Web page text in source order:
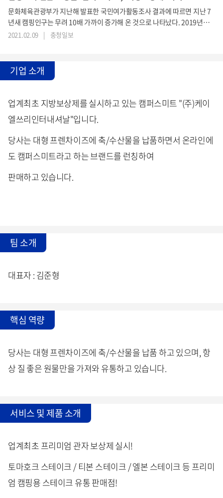
문화체육관광부가 지난해 발표한 국민여가활동조사 결과에 따르면 지난 7
년새 캠핑인구는 무려 10배 가까이 증가해 온 것으로 나타났다. 2019년 통
계를 기준으로 600만에 달하는 국내 캠핑인구는 어느새 여가문화의 한 축
운 바비큐나 특별한 요리는 캠핑의 감성을 한층 짙게 해주는 캠핑의 꽃이라
고 할만하다. 캠핑 트렌드의 성장과 더불어 다양한 캠핑요리가 속속 등장
2021.02.09 | 충청일보
기업 소개
업계최초 지방보상제를 실시하고 있는 캠퍼스미트 "(주)케이
엘쓰리인터내셔날"입니다.
당사는 대형 프렌차이즈에 축/수산물을 납품하면서 온라인에
도 캠퍼스미트라고 하는 브랜드를 런칭하여
판매하고 있습니다.
팀 소개
대표자 : 김준형
핵심 역량
당사는 대형 프렌차이즈에 축/수산물을 납품 하고 있으며, 항
상 질 좋은 원물만을 가져와 유통하고 있습니다.
서비스 및 제품 소개
업계최초 프리미엄 관자 보상제 실시!
토마호크 스테이크 / 티본 스테이크 / 엘본 스테이크 등 프리미
엄 캠핑용 스테이크 유통 판매점!